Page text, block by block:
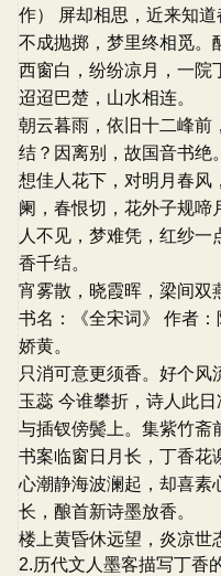
作） 屏却相思，近来知道
不成抛掷，梦里终相觅。
西窗白，纷纷凉月，一院
迢迢巴楚，山水相连。
朝云暮雨，依旧十二峰前
结？因离别，故国音书绝。
想佳人花下，对明月春风
阑，春恨切，花外子规啼
人不见，梦难凭，红纱
香千结。
宵雾散，晓霞晖，梁间双
书名：《全宋词》 作者
娇黄。
只消可意更须香。好个风
玉蕊 今谁攀折，诗人此日
与插钗傍鬓上。集紫竹斋
书案临窗日月长，丁香花
心潮静海波澜起，却喜素
长，酿首新诗墨放香。
楼上黄昏休远望，炎凉世
2.历代文人墨客描写丁香